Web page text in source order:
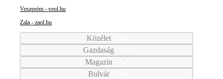
Veszprém - veol.hu
Zala - zaol.hu
Közélet
Gazdaság
Magazin
Bulvár